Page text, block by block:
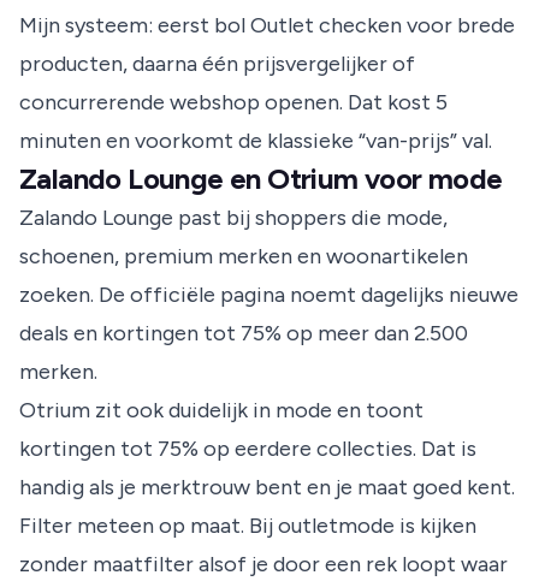
Mijn systeem: eerst bol Outlet checken voor brede
producten, daarna één prijsvergelijker of
concurrerende webshop openen. Dat kost 5
minuten en voorkomt de klassieke “van-prijs” val.
Zalando Lounge en Otrium voor mode
Zalando Lounge past bij shoppers die mode,
schoenen, premium merken en woonartikelen
zoeken. De officiële pagina noemt dagelijks nieuwe
deals en kortingen tot 75% op meer dan 2.500
merken.
Otrium zit ook duidelijk in mode en toont
kortingen tot 75% op eerdere collecties. Dat is
handig als je merktrouw bent en je maat goed kent.
Filter meteen op maat. Bij outletmode is kijken
zonder maatfilter alsof je door een rek loopt waar